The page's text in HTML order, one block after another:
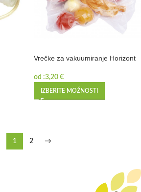
Vrečke za vakuumiranje Horizont
od :3,20 €
IZBERITE MOŽNOSTI
1 2 →